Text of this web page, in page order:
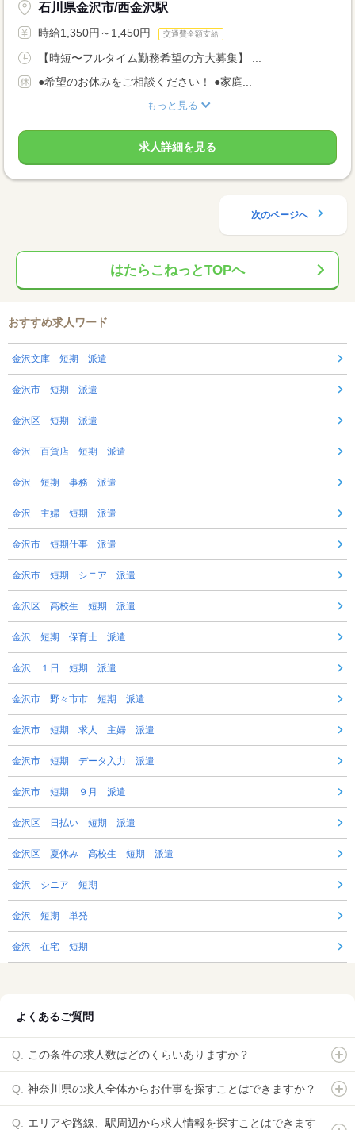
石川県金沢市/西金沢駅
時給1,350円～1,450円 交通費全額支給
【時短〜フルタイム勤務希望の方大募集】 ...
●希望のお休みをご相談ください！ ●家庭...
もっと見る
求人詳細を見る
次のページへ
はたらこねっとTOPへ
おすすめ求人ワード
金沢文庫 短期 派遣
金沢市 短期 派遣
金沢区 短期 派遣
金沢 百貨店 短期 派遣
金沢 短期 事務 派遣
金沢 主婦 短期 派遣
金沢市 短期仕事 派遣
金沢市 短期 シニア 派遣
金沢区 高校生 短期 派遣
金沢 短期 保育士 派遣
金沢 １日 短期 派遣
金沢市 野々市市 短期 派遣
金沢市 短期 求人 主婦 派遣
金沢市 短期 データ入力 派遣
金沢市 短期 ９月 派遣
金沢区 日払い 短期 派遣
金沢区 夏休み 高校生 短期 派遣
金沢 シニア 短期
金沢 短期 単発
金沢 在宅 短期
よくあるご質問
この条件の求人数はどのくらいありますか？
神奈川県の求人全体からお仕事を探すことはできますか？
エリアや路線、駅周辺から求人情報を探すことはできます